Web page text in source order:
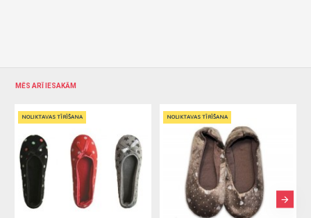
MĒS ARĪ IESAKĀM
NOLIKTAVAS TĪRĪŠANA
NOLIKTAVAS TĪRĪŠANA NOLIKTAVAS TĪRĪŠANA
NOLIKTAVAS TĪRĪŠANA